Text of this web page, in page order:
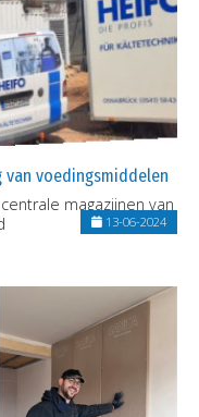
voedingsmiddelen
magazijnen van
13-06-2024